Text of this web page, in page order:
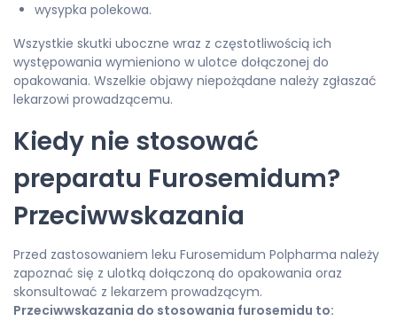
wysypka polekowa.
Wszystkie skutki uboczne wraz z częstotliwością ich
występowania wymieniono w ulotce dołączonej do
opakowania. Wszelkie objawy niepożądane należy zgłaszać
lekarzowi prowadzącemu.
Kiedy nie stosować
preparatu Furosemidum?
Przeciwwskazania
Przed zastosowaniem leku Furosemidum Polpharma należy
zapoznać się z ulotką dołączoną do opakowania oraz
skonsultować z lekarzem prowadzącym.
Przeciwwskazania do stosowania furosemidu to: